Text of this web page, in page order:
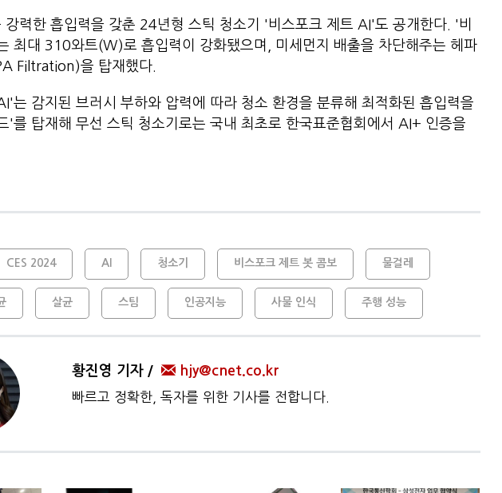
강력한 흡입력을 갖춘 24년형 스틱 청소기 '비스포크 제트 AI'도 공개한다. '비
최대 310와트(W)로 흡입력이 강화됐으며, 미세먼지 배출을 차단해주는 헤파
Filtration)을 탑재했다.
는 감지된 브러시 부하와 압력에 따라 청소 환경을 분류해 최적화된 흡입력을
'를 탑재해 무선 스틱 청소기로는 국내 최초로 한국표준협회에서 AI+ 인증을
CES 2024 AI 청소기 비스포크 제트 봇 콤보 물걸레
살균 스팀 인공지능 사물 인식 주행 성능
황진영 기자 hjy@cnet.co.kr
빠르고 정확한, 독자를 위한 기사를 전합니다.